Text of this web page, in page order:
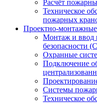
Расчёт
Техническое
пожарных
Проектно-монтажные
Монтаж и ввод
Охранные
Подключение
Системы
Техническое